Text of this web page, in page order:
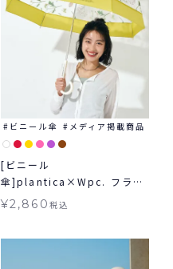
ビニール傘 メディア掲載商品
[ビニール
傘]plantica×Wpc. フラワ
ーアンブレラプラスティック
¥2,860 税込